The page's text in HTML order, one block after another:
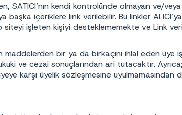
SATICI’nın kendi kontrolünde olmayan ve/
içeriklere link verilebilir. Bu linkler ALICI’ya
işleten kişiyi desteklememekte ve Link
maddelerden bir ya da birkaçını ihlal eden
ve cezai sonuçlarından ari tutacaktır.
karşı üyelik sözleşmesine